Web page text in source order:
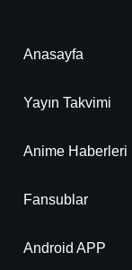
Anasayfa
Yayın Takvimi
Anime Haberleri
Fansublar
Android APP